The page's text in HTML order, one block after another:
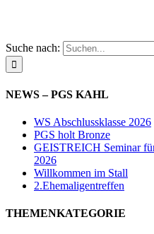
Suche nach:
NEWS – PGS KAHL
WS Abschlussklasse 2026
PGS holt Bronze
GEISTREICH Seminar
2026
Willkommen im Stall
2.Ehemaligentreffen
THEMENKATEGORIE